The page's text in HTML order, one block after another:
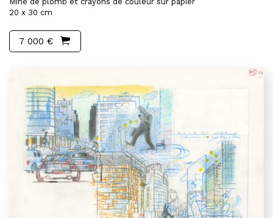
20 x 30 cm
7 000 €